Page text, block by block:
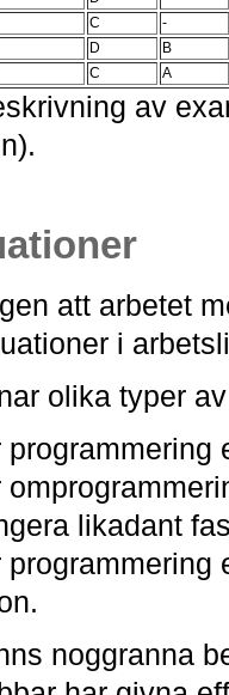
C
-
D
B
C A
av
att arbetet
i
olika typer
likadant
noggranna